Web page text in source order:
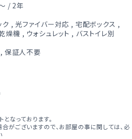
/ 2年
ク , 光ファイバー対応 , 宅配ボックス ,
燥機 , ウォシュレット , バストイレ別
, 保証人不要
なっております。
がございますので、お部屋の事に関しては、必